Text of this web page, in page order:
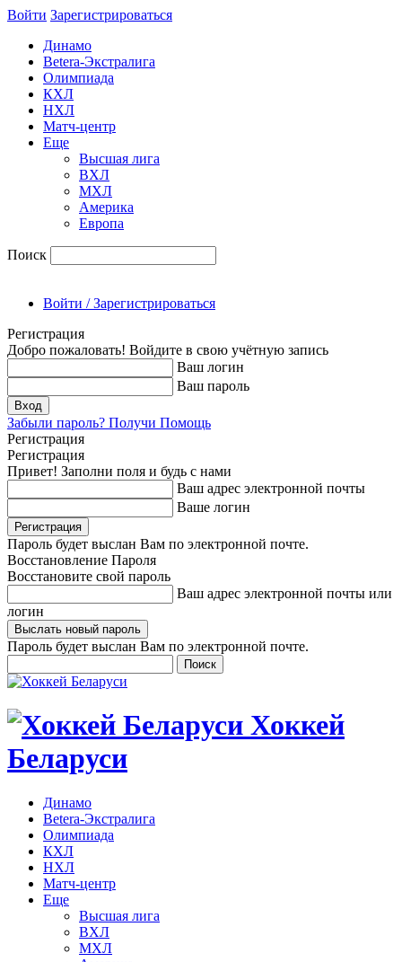
Войти Зарегиcтрироваться
Динамо
Betera-Экстралига
Олимпиада
КХЛ
НХЛ
Матч-центр
Еще
Высшая лига
ВХЛ
МХЛ
Америка
Европа
Поиск
Войти / Зарегистрироваться
Регистрация
Добро пожаловать! Войдите в свою учётную запись
Ваш логин
Ваш пароль
Забыли пароль? Получи Помощь
Регистрация
Регистрация
Привет! Заполни поля и будь с нами
Ваш адрес электронной почты
Ваше логин
Пароль будет выслан Вам по электронной почте.
Восстановление Пароля
Восстановите свой пароль
Ваш адрес электронной почты или
логин
Пароль будет выслан Вам по электронной почте.
Хоккей
Беларуси
Динамо
Betera-Экстралига
Олимпиада
КХЛ
НХЛ
Матч-центр
Еще
Высшая лига
ВХЛ
МХЛ